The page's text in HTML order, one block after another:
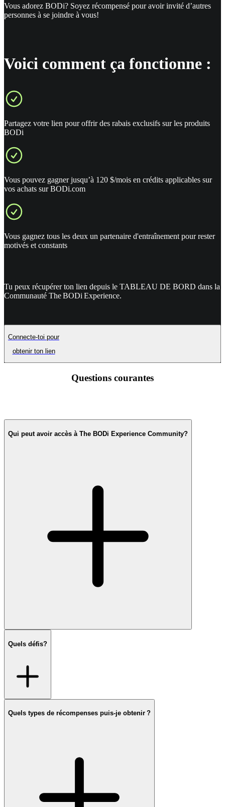
Vous adorez BODi? Soyez récompensé pour avoir invité d’autres
personnes à se joindre à vous!
Voici comment ça fonctionne :
Partagez votre lien pour offrir des rabais exclusifs sur les produits
BODi
Vous pouvez gagner jusqu’à 120 $/mois en crédits applicables sur
vos achats sur BODi.com
Vous gagnez tous les deux un partenaire d'entraînement pour rester
motivés et constants
Tu peux récupérer ton lien depuis le TABLEAU DE BORD dans la
Communauté The BODi Experience.
Connecte-toi pour
obtenir ton lien
Questions courantes
Qui peut avoir accès à The BODi Experience Community?
Quels défis?
Quels types de récompenses puis‑je obtenir ?